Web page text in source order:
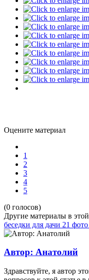
Оцените материал
1
2
3
4
5
(0 голосов)
Другие материалы в
беседки для дачи 21 фото
Автор: Анатолий
Здравствуйте, я автор